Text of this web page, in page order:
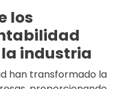
los
industria
han transformado la